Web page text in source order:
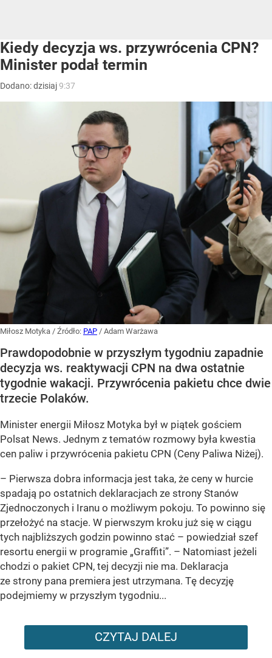
Kiedy decyzja ws. przywrócenia CPN?
Minister podał termin
Dodano:dzisiaj9:37
Miłosz Motyka / Źródło: PAP / Adam Warżawa
Prawdopodobnie w przyszłym tygodniu zapadnie
decyzja ws. reaktywacji CPN na dwa ostatnie
tygodnie wakacji. Przywrócenia pakietu chce dwie
trzecie Polaków.
Minister energii Miłosz Motyka był w piątek gościem
Polsat News. Jednym z tematów rozmowy była kwestia
cen paliw i przywrócenia pakietu CPN (Ceny Paliwa Niżej).
– Pierwsza dobra informacja jest taka, że ceny w hurcie
spadają po ostatnich deklaracjach ze strony Stanów
Zjednoczonych i Iranu o możliwym pokoju. To powinno się
przełożyć na stacje. W pierwszym kroku już się w ciągu
tych najbliższych godzin powinno stać – powiedział szef
resortu energii w programie „Graffiti”. – Natomiast jeżeli
chodzi o pakiet CPN, tej decyzji nie ma. Deklaracja
ze strony pana premiera jest utrzymana. Tę decyzję
podejmiemy w przyszłym tygodniu...
CZYTAJ DALEJ